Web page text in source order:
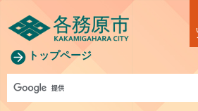
トップページ